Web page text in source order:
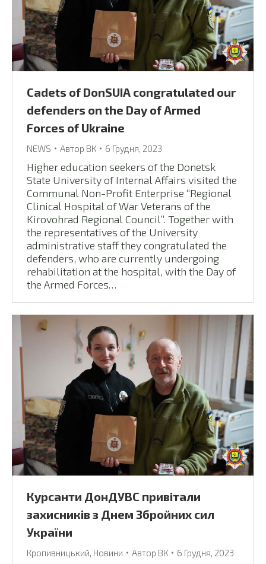
Сadets of DonSUIA congratulated our
defenders on the Day of Armed
Forces of Ukraine
NEWS Автор ВК 6 Грудня, 2023
Higher education seekers of the Donetsk
State University of Internal Affairs visited the
Communal Non-Profit Enterprise “Regional
Clinical Hospital of War Veterans of the
Kirovohrad Regional Council”. Together with
the representatives of the University
administrative staff they congratulated the
defenders, who are currently undergoing
rehabilitation at the hospital, with the Day of
the Armed Forces…
Курсанти ДонДУВС привітали
захисників з Днем Збройних сил
України
Кропивницький, Новини Автор ВК 6 Грудня, 2023